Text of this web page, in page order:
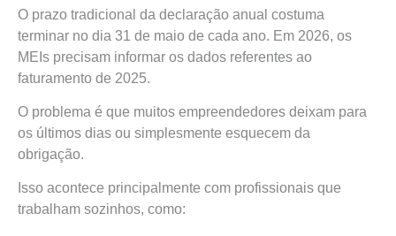
O prazo tradicional da declaração anual costuma
terminar no dia 31 de maio de cada ano. Em 2026, os
MEIs precisam informar os dados referentes ao
faturamento de 2025.
O problema é que muitos empreendedores deixam para
os últimos dias ou simplesmente esquecem da
obrigação.
Isso acontece principalmente com profissionais que
trabalham sozinhos, como: